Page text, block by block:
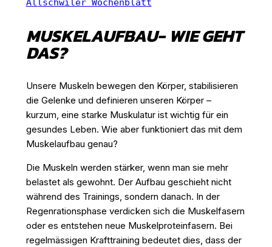
Allschwiler Wochenblatt
MUSKELAUFBAU- WIE GEHT
DAS?
Unsere Muskeln bewegen den Körper, stabilisieren
die Gelenke und definieren unseren Körper –
kurzum, eine starke Muskulatur ist wichtig für ein
gesundes Leben. Wie aber funktioniert das mit dem
Muskelaufbau genau?
Die Muskeln werden stärker, wenn man sie mehr
belastet als gewohnt. Der Aufbau geschieht nicht
während des Trainings, sondern danach. In der
Regenrationsphase verdicken sich die Muskelfasern
oder es entstehen neue Muskelproteinfasern. Bei
regelmässigen Krafttraining bedeutet dies, dass der